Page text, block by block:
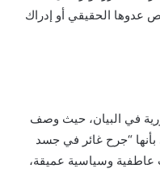
عدوها الحقيقي أو إدراك
في البيان، حيث وصف
بأنها “جرح غائر في جسد
عاطفية وسياسية عميقة،